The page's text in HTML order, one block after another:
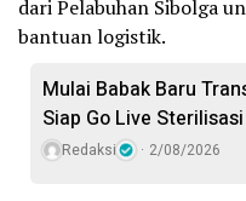
dari Pelabuhan Sibolga
bantuan logistik.
Mulai Babak Baru
Siap Go Live
Redaksi 2/08/2026